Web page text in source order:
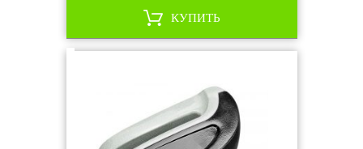
КУПИТЬ